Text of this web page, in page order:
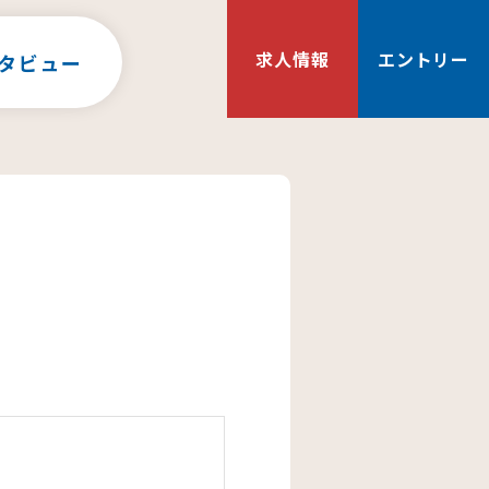
ビュー 求人情報 エントリー